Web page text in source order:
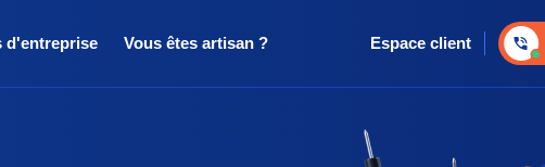
d'entreprise Vous êtes artisan ? Espace client